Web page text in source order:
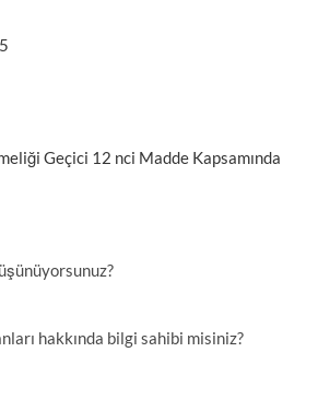
Geçici 12 nci Madde Kapsamında
hakkında bilgi sahibi misiniz?